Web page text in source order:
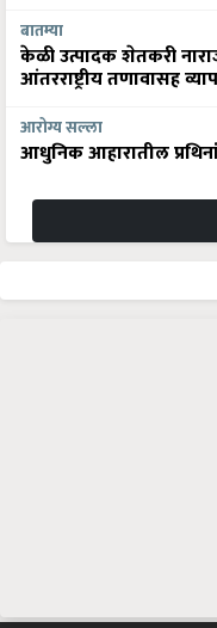
बातम्या
केळी उत्पादक शेतकरी
आंतरराष्ट्रीय तणावासह
आरोग्य सल्ला
आधुनिक आहारातील